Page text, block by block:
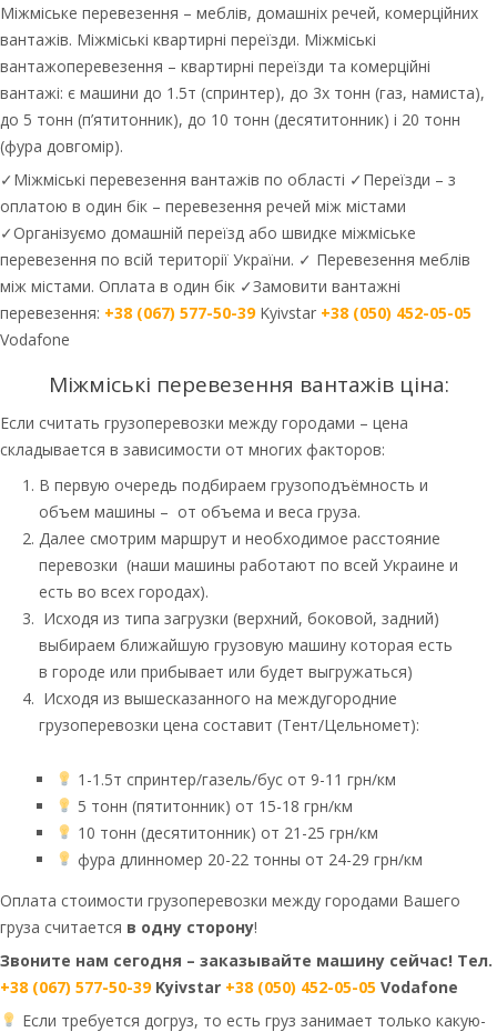
Міжміське перевезення – меблів, домашніх речей, комерційних
вантажів. Міжміські квартирні переїзди. Міжміські
вантажоперевезення – квартирні переїзди та комерційні
вантажі: є машини до 1.5т (спринтер), до 3х тонн (газ, намиста),
до 5 тонн (п’ятитонник), до 10 тонн (десятитонник) і 20 тонн
(фура довгомір).
✓Міжміські перевезення вантажів по області ✓Переїзди – з
оплатою в один бік – перевезення речей між містами
✓Організуємо домашній переїзд або швидке міжміське
перевезення по всій території України. ✓ Перевезення меблів
між містами. Оплата в один бік ✓Замовити вантажні
перевезення: +38 (067) 577-50-39Kyivstar +38 (050) 452-05-05
Vodafone
Міжміські перевезення вантажів ціна:
Если считать грузоперевозки между городами – цена
складывается в зависимости от многих факторов:
В первую очередь подбираем грузоподъёмность и
объем машины – от объема и веса груза.
Далее смотрим маршрут и необходимое расстояние
перевозки (наши машины работают по всей Украине и
есть во всех городах).
Исходя из типа загрузки (верхний, боковой, задний)
выбираем ближайшую грузовую машину которая есть
в городе или прибывает или будет выгружаться)
Исходя из вышесказанного на междугородние
грузоперевозки цена составит (Тент/Цельномет):
1-1.5т спринтер/газель/бус от 9-11 грн/км
5 тонн (пятитонник) от 15-18 грн/км
10 тонн (десятитонник) от 21-25 грн/км
фура длинномер 20-22 тонны от 24-29 грн/км
Оплата стоимости грузоперевозки между городами Вашего
груза считается в одну сторону!
Звоните нам сегодня – заказывайте машину сейчас! Тел.
+38 (067) 577-50-39Kyivstar +38 (050) 452-05-05 Vodafone
Если требуется догруз, то есть груз занимает только какую-